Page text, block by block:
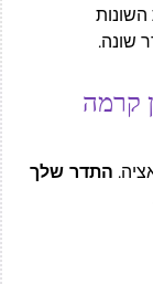
השונות
שונה.
קרמה
התדר שלך